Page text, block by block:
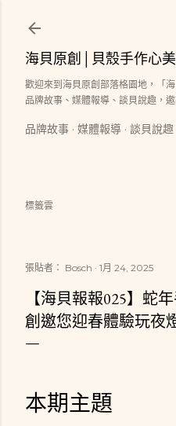
海貝原創│貝殼手作心
歡迎來到海貝原創部落格園地，「
品牌故事、媒體報導、談貝說趣，
品牌故事 媒體報導 談貝說趣
標籤雲
張貼者： Bosch 1月 24, 2025
【海貝報報025】蛇
創邀您迎春體驗玩夜
本期主題